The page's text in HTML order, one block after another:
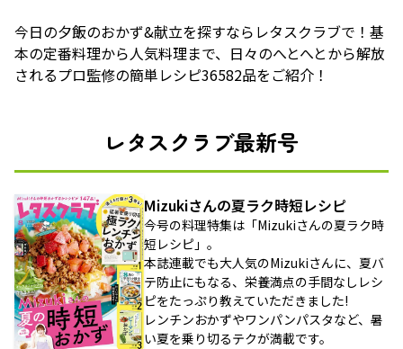
今日の夕飯のおかず&献立を探すならレタスクラブで！基
本の定番料理から人気料理まで、日々のへとへとから解放
されるプロ監修の簡単レシピ36582品をご紹介！
レタスクラブ最新号
Mizukiさんの夏ラク時短レシピ
今号の料理特集は「Mizukiさんの夏ラク時
短レシピ」。
本誌連載でも大人気のMizukiさんに、夏バ
テ防止にもなる、栄養満点の手間なしレシ
ピをたっぷり教えていただきました!
レンチンおかずやワンパンパスタなど、暑
い夏を乗り切るテクが満載です。